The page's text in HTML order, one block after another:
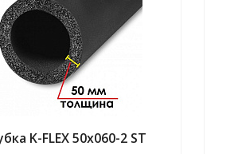
K-FLEX 50x060-2 ST